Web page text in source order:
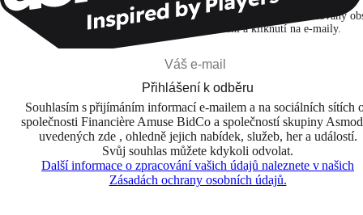
Přihlašuji se k odběru, abych objevoval hry, novinky a personalizovaný
na základě svých zájmů a svých otevření a kliknutí na e-maily.
Přihlášení k odběru
Souhlasím s přijímáním informací e-mailem a na sociálních sítích
společnosti Financière Amuse BidCo a společností skupiny
uvedených zde , ohledně jejich nabídek, služeb, her a událostí.
Svůj souhlas můžete kdykoli odvolat.
Další informace o zpracování vašich údajů naleznete v našich
Zásadách ochrany osobních údajů.